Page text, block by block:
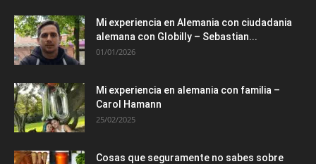
Mi experiencia en Alemania con ciudadania
alemana con Globilly – Sebastian...
01/01/2026
Mi experiencia en alemania con familia –
Carol Hamann
25/02/2025
Cosas que seguramente no sabes sobre